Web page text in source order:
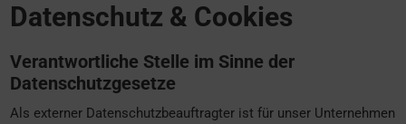
Datenschutz & Cookies
Verantwortliche Stelle im Sinne der
Datenschutzgesetze
Als externer Datenschutzbeauftragter ist für unser Unternehmen